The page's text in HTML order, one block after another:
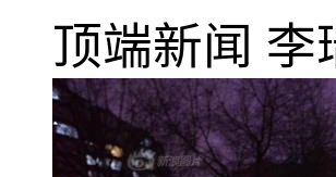
顶端新闻 李